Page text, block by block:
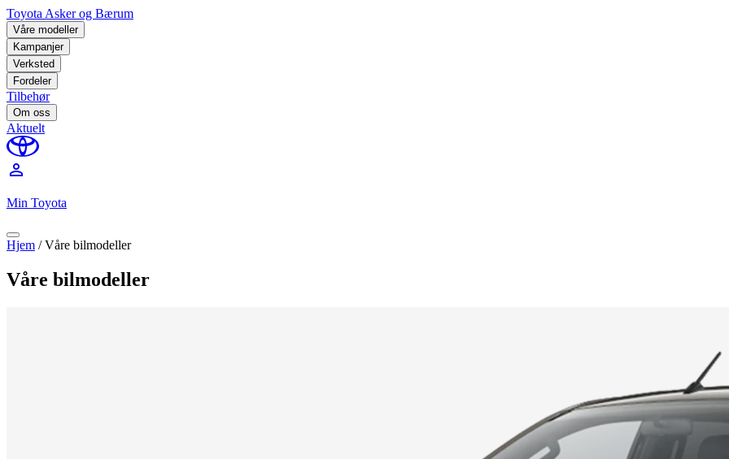
Toyota Asker og Bærum
Våre modeller
Kampanjer
Verksted
Fordeler
Tilbehør
Om oss
Aktuelt
perm_identity
Min Toyota
Hjem /Våre bilmodeller
Våre bilmodeller